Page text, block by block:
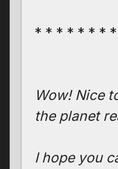
* * * * * * *
Wow! Nice
the planet
I hope you